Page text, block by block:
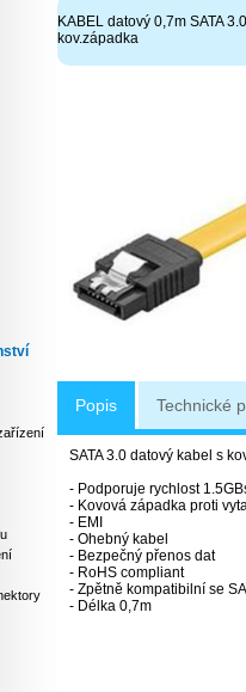
KABEL datový 0,7m SATA
kov.západka
Popis Technické
SATA 3.0 datový kabel s
- Podporuje rychlost
- Kovová západka proti
- EMI
- Ohebný kabel
- Bezpečný přenos dat
- RoHS compliant
- Zpětně kompatibilní se
- Délka 0,7m